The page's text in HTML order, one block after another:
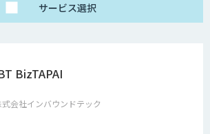
サービス選択
BizTAPAI
式会社インバウンドテック